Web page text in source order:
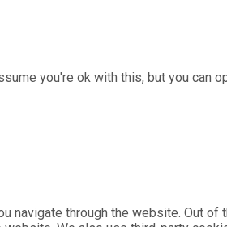
you're ok with this, but you can
through the website. Out